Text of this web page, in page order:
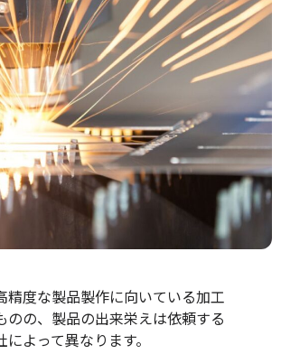
精度な製品製作に向いている加工
のの、製品の出来栄えは依頼する
よって異なります。